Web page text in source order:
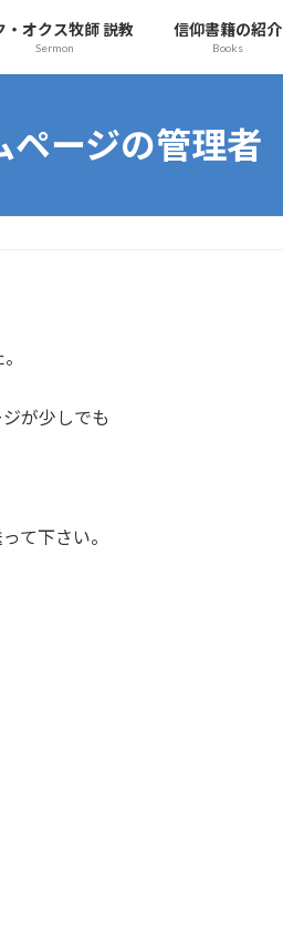
・オクス牧師 説教
Sermon
信仰書籍の紹介
Books
ページの管理者
が少しでも
て下さい。